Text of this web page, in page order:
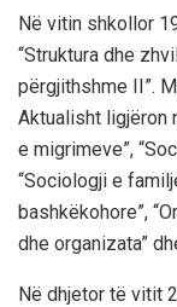
Në vitin shkollor
“Struktura dhe
përgjithshme II”.
Aktualisht ligjëron
e migrimeve”,
“Sociologji e
bashkëkohore”,
dhe organizata”
Në dhjetor të vitit